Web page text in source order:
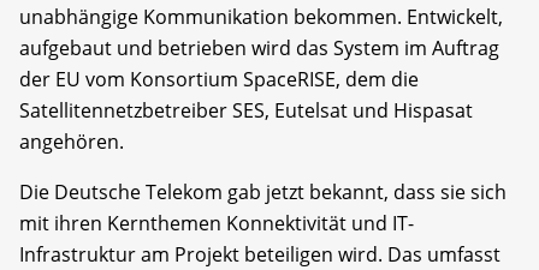
unabhängige Kommunikation bekommen. Entwickelt,
aufgebaut und betrieben wird das System im Auftrag
der EU vom Konsortium SpaceRISE, dem die
Satellitennetzbetreiber SES, Eutelsat und Hispasat
angehören.
Die Deutsche Telekom gab jetzt bekannt, dass sie sich
mit ihren Kernthemen Konnektivität und IT-
Infrastruktur am Projekt beteiligen wird. Das umfasst